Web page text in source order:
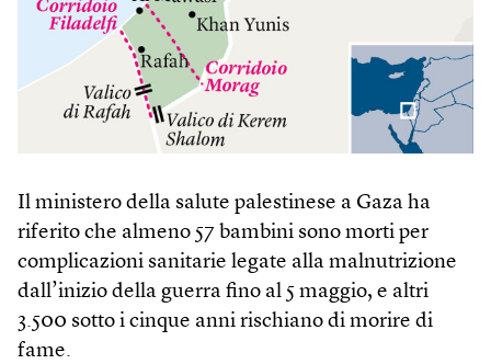
Il ministero della salute palestinese a Gaza ha
riferito che almeno 57 bambini sono morti per
complicazioni sanitarie legate alla malnutrizione
dall’inizio della guerra fino al 5 maggio, e altri
3.500 sotto i cinque anni rischiano di morire di
fame.